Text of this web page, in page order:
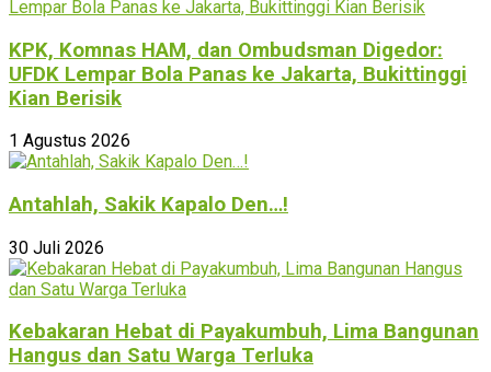
KPK, Komnas HAM, dan Ombudsman Digedor:
UFDK Lempar Bola Panas ke Jakarta, Bukittinggi
Kian Berisik
1 Agustus 2026
Antahlah, Sakik Kapalo Den…!
30 Juli 2026
Kebakaran Hebat di Payakumbuh, Lima Bangunan
Hangus dan Satu Warga Terluka